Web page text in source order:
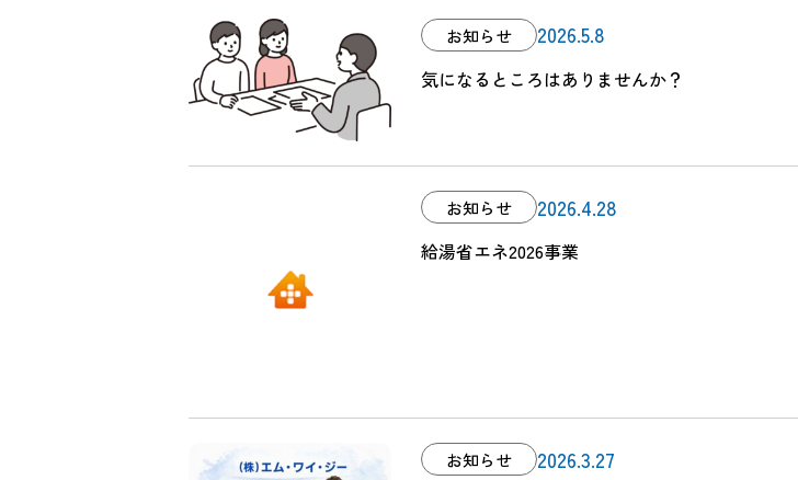
お知らせ 2026.5.8
気になるところはありませんか？
お知らせ 2026.4.28
給湯省エネ2026事業
お知らせ 2026.3.27